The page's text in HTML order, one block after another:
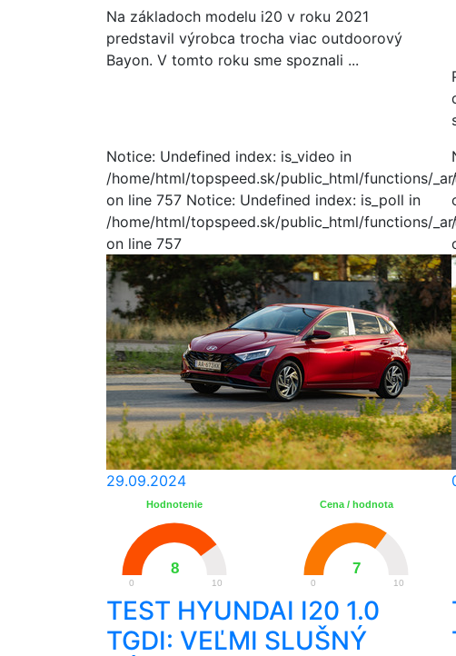
Na základoch modelu i20 v roku 2021
predstavil výrobca trocha viac outdoorový
Bayon. V tomto roku sme spoznali ...
Notice: Undefined index: is_video in
/home/html/topspeed.sk/public_html/functions/
on line 757 Notice: Undefined index: is_poll in
/home/html/topspeed.sk/public_html/functions/
on line 757
29.09.2024
Hodnotenie
8
0 10
Cena / hodnota
7
0 10
TEST HYUNDAI I20 1.0
TGDI: VEĽMI SLUŠNÝ